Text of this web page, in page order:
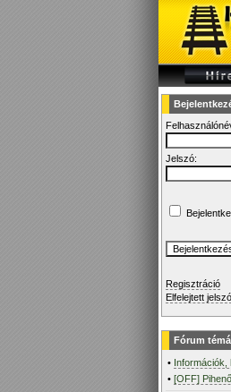
Jelszó:
Regisztráció
Elfelejtett jelszó
Fórum
• Információk,
•[OFF]